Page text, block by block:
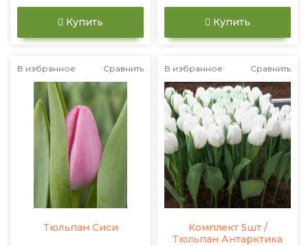
Купить Купить
В избранное Сравнить
Тюльпан Сиси
В избранное Сравнить
Комплект 5шт /
Тюльпан Антарктика